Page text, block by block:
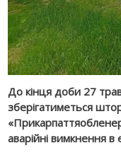
До кінця доби 27
зберігатиметься
аварійні вимкнення